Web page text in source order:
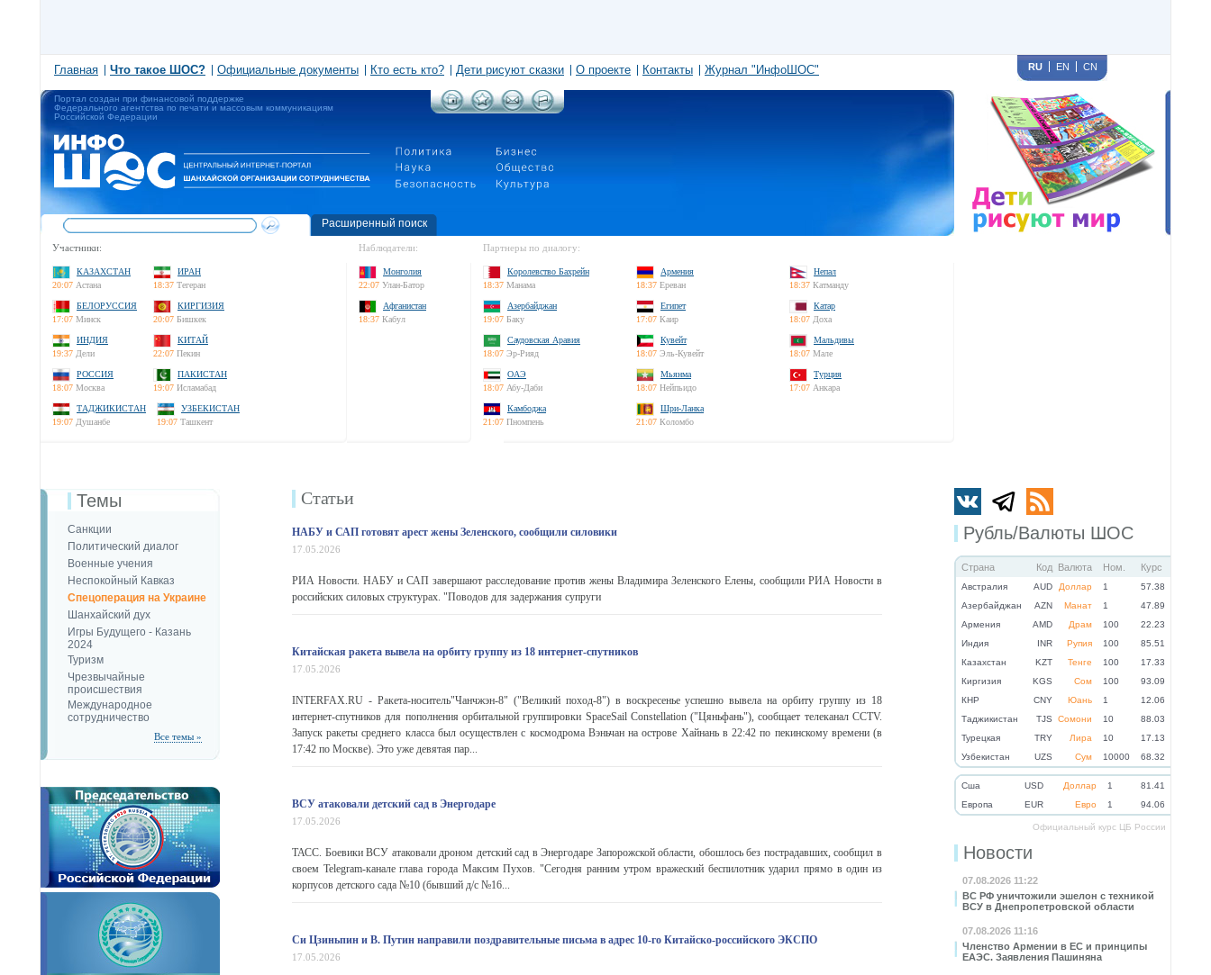
Главная Что такое ШОС? Официальные документы Кто есть кто? Дети рисуют сказки О проекте Контакты Журнал "ИнфоШОС" RU EN CN
Портал создан при финансовой поддержке
Федерального агентства по печати и массовым коммуникациям
Российской Федерации
Расширенный поиск
Участники:
КАЗАХСТАН
20:07 Астана
ИРАН
18:37 Тегеран
БЕЛОРУССИЯ
17:07 Минск
КИРГИЗИЯ
20:07 Бишкек
ИНДИЯ
19:37 Дели
КИТАЙ
22:07 Пекин
РОССИЯ
18:07 Москва
ПАКИСТАН
19:07 Исламабад
ТАДЖИКИСТАН
19:07 Душанбе
УЗБЕКИСТАН
19:07 Ташкент
Наблюдатели:
Монголия
22:07 Улан-Батор
Афганистан
18:37 Кабул
Партнеры по диалогу:
Королевство Бахрейн
18:37 Манама
Армения
18:37 Ереван
Непал
18:37 Катманду
Азербайджан
19:07 Баку
Египет
17:07 Каир
Катар
18:07 Доха
Саудовская Аравия
18:07 Эр-Рияд
Кувейт
18:07 Эль-Кувейт
Мальдивы
18:07 Мале
ОАЭ
18:07 Абу-Даби
Мьянма
18:07 Нейпьидо
Турция
17:07 Анкара
Камбоджа
21:07 Пномпень
Шри-Ланка
21:07 Коломбо
Рубль/Валюты ШОС
Страна Код Валюта Ном. Курс
Австралия AUD Доллар 1
57.38
Азербайджан
AZN Манат 1
47.89
Армения
AMD Драм 100
22.23
Индия
INR Рупия 100
85.51
Казахстан
KZT Тенге 100
17.33
Киргизия
KGS Сом 100
93.09
КНР
CNY Юань 1
12.06
Таджикистан
TJS Сомони 10
88.03
Турецкая
TRY Лира 10
17.13
Узбекистан
UZS Сум 10000 68.32
Cша USD Доллар 1
81.41
Eвропа
EUR Евро 1 94.06
Официальный курс ЦБ России
Новости
07.08.2026 11:22
ВС РФ уничтожили эшелон с техникой
ВСУ в Днепропетровской области
07.08.2026 11:16
Членство Армении в ЕС и принципы
ЕАЭС. Заявления Пашиняна
Темы
Санкции
Политический диалог
Военные учения
Неспокойный Кавказ
Спецоперация на Украине
Шанхайский дух
Игры Будущего - Казань
2024
Туризм
Чрезвычайные
происшествия
Международное
сотрудничество
Все темы »
Статьи
НАБУ и САП готовят арест жены Зеленского, сообщили силовики
17.05.2026
РИА Новости. НАБУ и САП завершают расследование против жены Владимира Зеленского Елены, сообщили РИА Новости в
российских силовых структурах. "Поводов для задержания супруги
Китайская ракета вывела на орбиту группу из 18 интернет-спутников
17.05.2026
INTERFAX.RU - Ракета-носитель"Чанчжэн-8" ("Великий поход-8") в воскресенье успешно вывела на орбиту группу из 18
интернет-спутников для пополнения орбитальной группировки SpaceSail Constellation ("Цяньфань"), сообщает телеканал CCTV.
Запуск ракеты среднего класса был осуществлен с космодрома Вэньчан на острове Хайнань в 22:42 по пекинскому времени (в
17:42 по Москве). Это уже девятая пар...
ВСУ атаковали детский сад в Энергодаре
17.05.2026
ТАСС. Боевики ВСУ атаковали дроном детский сад в Энергодаре Запорожской области, обошлось без пострадавших, сообщил в
своем Telegram-канале глава города Максим Пухов. "Сегодня ранним утром вражеский беспилотник ударил прямо в один из
корпусов детского сада №10 (бывший д/с №16...
Си Цзиньпин и В. Путин направили поздравительные письма в адрес 10-го Китайско-российского ЭКСПО
17.05.2026